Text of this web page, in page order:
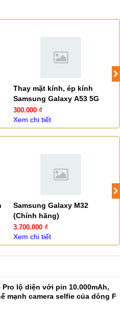
Thay mặt kính, ép kính
Samsung Galaxy A53 5G
300.000 ₫
Xem chi tiết
Samsung Galaxy M32
(Chính hãng)
3.700.000 ₫
Xem chi tiết
Pro lộ diện với pin 10.000mAh,
mạnh camera selfie của dòng F